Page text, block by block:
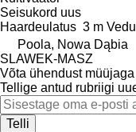
Seisukord uus
Haardeulatus 3 m
Poola, Nowa Dąbia
SLAWEK-MASZ
Võta ühendust müüjaga
Tellige antud rubriigi
Telli